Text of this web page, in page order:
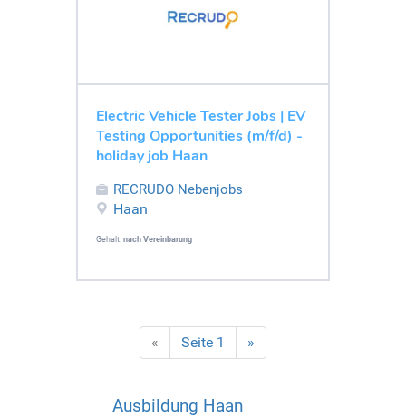
Electric Vehicle Tester Jobs | EV
Testing Opportunities (m/f/d) -
holiday job Haan
RECRUDO Nebenjobs
Haan
Gehalt: nach Vereinbarung
« Seite 1 »
Ausbildung Haan